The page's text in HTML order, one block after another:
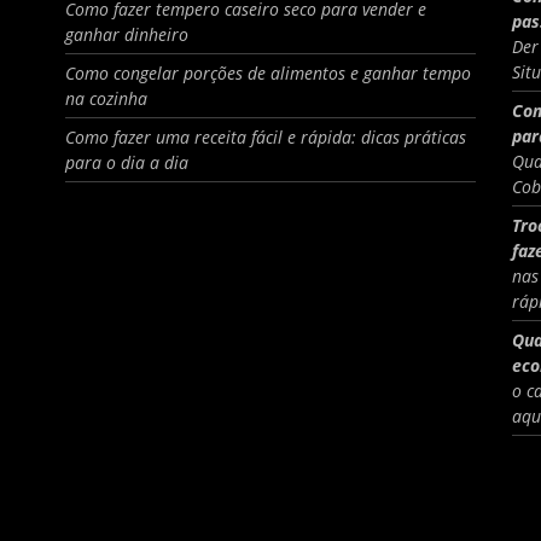
Como fazer tempero caseiro seco para vender e
ganhar dinheiro
Como congelar porções de alimentos e ganhar tempo
na cozinha
Como fazer uma receita fácil e rápida: dicas práticas
para o dia a dia
o